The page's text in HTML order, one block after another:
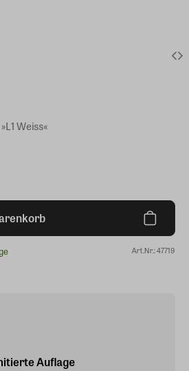
Weiss«
Art.Nr.: 47719
Auflage